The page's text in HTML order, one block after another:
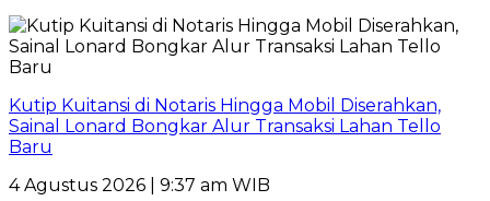
Kutip Kuitansi di Notaris Hingga Mobil Diserahkan,
Sainal Lonard Bongkar Alur Transaksi Lahan Tello
Baru
4 Agustus 2026 | 9:37 am WIB